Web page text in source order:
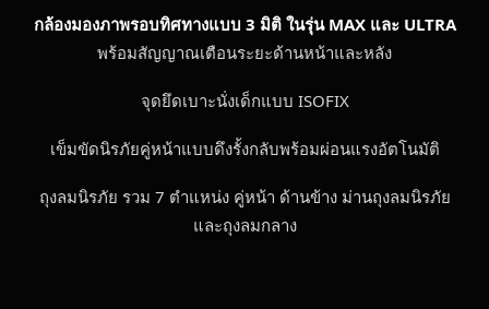
กล้องมองภาพรอบทิศทางแบบ 3 มิติ ในรุ่น MAX และ ULTRA
พร้อมสัญญาณเตือนระยะด้านหน้าและหลัง
จุดยึดเบาะนั่งเด็กแบบ ISOFIX
เข็มขัดนิรภัยคู่หน้าแบบดึงรั้งกลับพร้อมผ่อนแรงอัตโนมัติ
ถุงลมนิรภัย รวม 7 ตำแหน่ง คู่หน้า ด้านข้าง ม่านถุงลมนิรภัย
และถุงลมกลาง